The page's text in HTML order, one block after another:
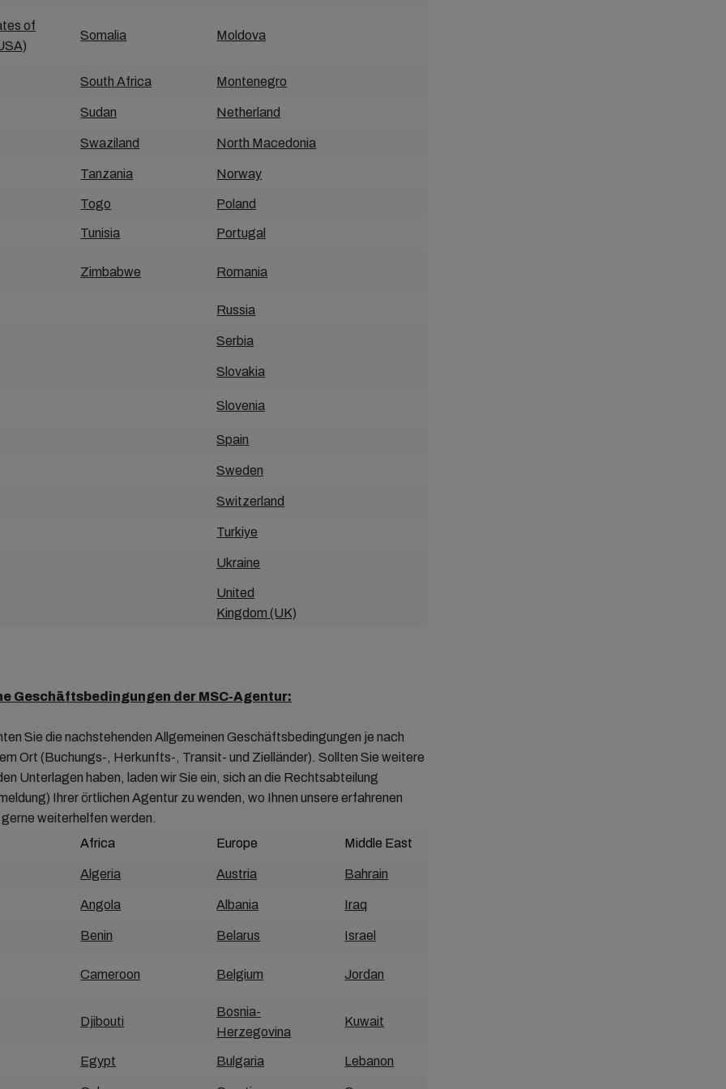
of
Somalia Moldova
South Africa Montenegro
Sudan Netherland
Swaziland North Macedonia
Tanzania Norway
Togo Poland
Tunisia Portugal
Zimbabwe Romania
Russia
Serbia
Slovakia
Slovenia
Spain
Sweden
Switzerland
Turkiye
Ukraine
United
Kingdom (UK)
Geschäftsbedingungen der MSC-Agentur:
Sie die nachstehenden Allgemeinen Geschäftsbedingungen je nach
Ort (Buchungs-, Herkunfts-, Transit- und Zielländer). Sollten Sie weitere
Unterlagen haben, laden wir Sie ein, sich an die Rechtsabteilung
Ihrer örtlichen Agentur zu wenden, wo Ihnen unsere erfahrenen
weiterhelfen werden.
Africa Europe Middle East
Algeria Austria Bahrain
Angola Albania Iraq
Benin Belarus Israel
Cameroon Belgium Jordan
Djibouti
Bosnia-
Herzegovina
Kuwait
Egypt Bulgaria Lebanon